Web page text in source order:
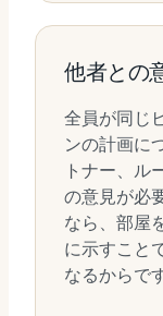
他者との
全員が同じ
ンの計画に
トナー、ル
の意見が必
なら、部屋
に示すこと
なるからで